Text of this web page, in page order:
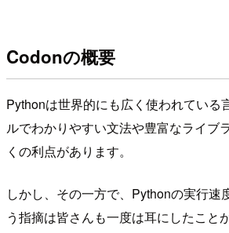
Codonの概要
Pythonは世界的にも広く使われている
ルでわかりやすい文法や豊富なライブ
くの利点があります。
しかし、その一方で、Pythonの実行速
う指摘は皆さんも一度は耳にしたこと